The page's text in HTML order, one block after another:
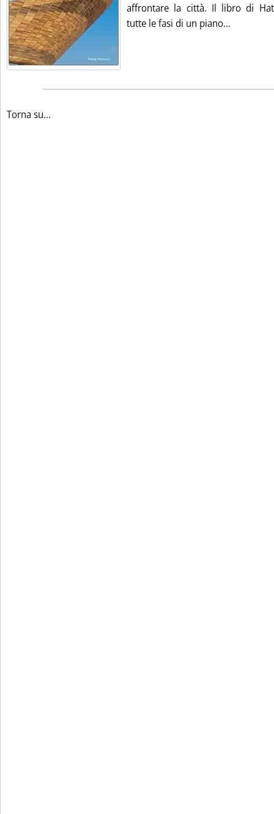
affrontare la città. Il libro di
tutte le fasi di un piano...
Torna su...